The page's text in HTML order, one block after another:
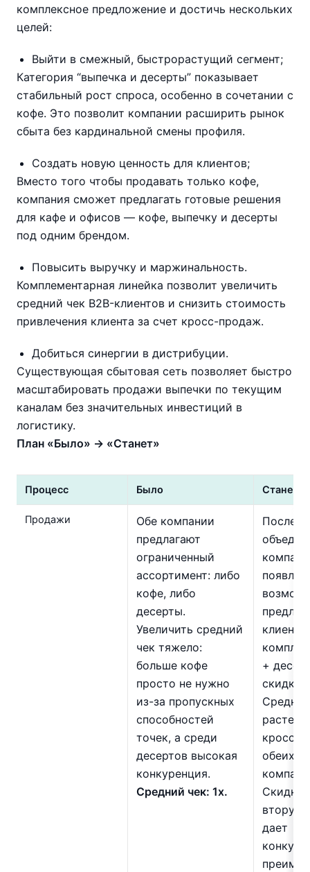
комплексное предложение и достичь нескольких
целей:
Выйти в смежный, быстрорастущий сегмент;
Категория “выпечка и десерты” показывает
стабильный рост спроса, особенно в сочетании с
кофе. Это позволит компании расширить рынок
сбыта без кардинальной смены профиля.
Создать новую ценность для клиентов;
Вместо того чтобы продавать только кофе,
компания сможет предлагать готовые решения
для кафе и офисов — кофе, выпечку и десерты
под одним брендом.
Повысить выручку и маржинальность.
Комплементарная линейка позволит увеличить
средний чек B2B-клиентов и снизить стоимость
привлечения клиента за счет кросс-продаж.
Добиться синергии в дистрибуции.
Существующая сбытовая сеть позволяет быстро
масштабировать продажи выпечки по текущим
каналам без значительных инвестиций в
логистику.
План «Было» → «Станет»
Процесс Было Станет
Продажи
Обе компании
предлагают
ограниченный
ассортимент: либо
кофе, либо
десерты.
Увеличить средний
чек тяжело:
больше кофе
просто не нужно
из-за пропускных
способностей
точек, а среди
десертов высокая
конкуренция.
Средний чек: 1х.
После
+
растет
кросс-
обеих
Скидка
вторую
дает